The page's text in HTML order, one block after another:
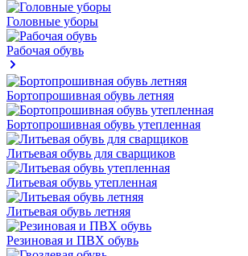
Головные уборы
Рабочая обувь
Бортопрошивная обувь летняя
Бортопрошивная обувь утепленная
Литьевая обувь для сварщиков
Литьевая обувь утепленная
Литьевая обувь летняя
Резиновая и ПВХ обувь